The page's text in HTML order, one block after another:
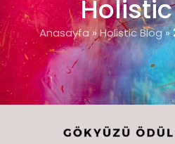
Anasayfa »Holistic Blog»
ASTROLOJI VE
2022 Ay
Demet YıldırımOn